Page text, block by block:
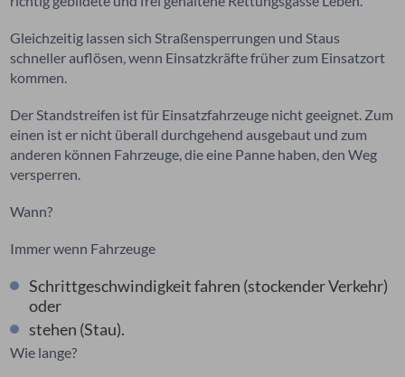
Gleichzeitig lassen sich Straßensperrungen und Staus
schneller auflösen, wenn Einsatzkräfte früher zum Einsatzort
kommen.
Der Standstreifen ist für Einsatzfahrzeuge nicht geeignet. Zum
einen ist er nicht überall durchgehend ausgebaut und zum
anderen können Fahrzeuge, die eine Panne haben, den Weg
versperren.
Wann?
Immer wenn Fahrzeuge
Schrittgeschwindigkeit fahren (stockender Verkehr)
oder
stehen (Stau).
Wie lange?